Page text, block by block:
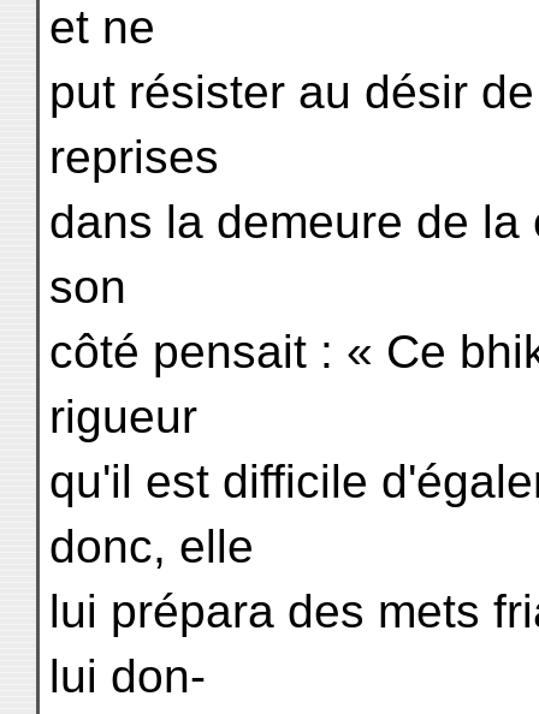
et ne
put résister au désir
reprises
dans la demeure de
son
côté pensait : « Ce
rigueur
qu'il est difficile
donc, elle
lui prépara des mets
lui don-